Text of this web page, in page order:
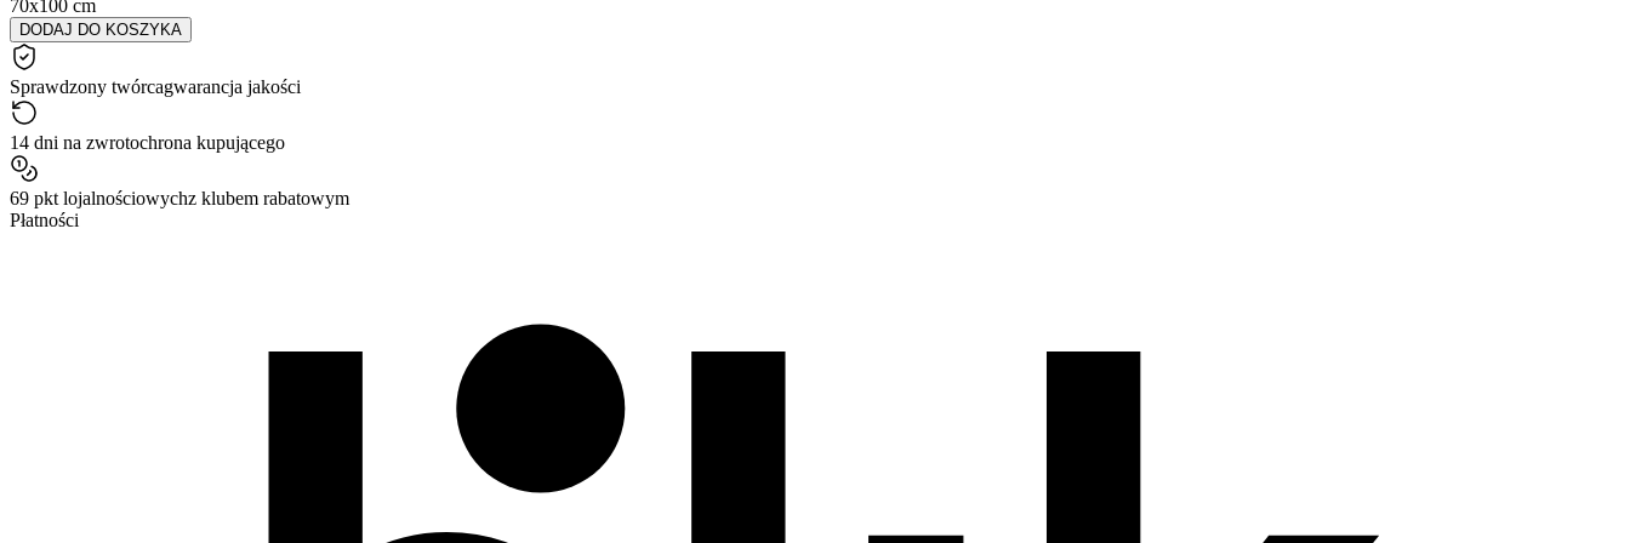
70x100 cm
DODAJ DO KOSZYKA
Sprawdzony twórcagwarancja jakości
14 dni na zwrotochrona kupującego
69 pkt lojalnościowychz klubem rabatowym
Płatności